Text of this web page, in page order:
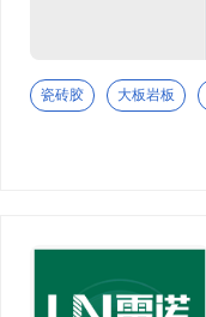
瓷砖胶 大板岩板